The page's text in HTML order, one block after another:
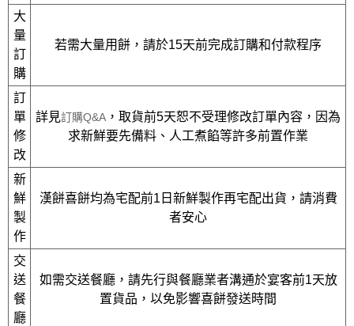
大
量
訂
購
若需大量用餅，請於15天前完成訂購和付款程序
訂
單
修
改
詳見訂購Q&A ，取貨前5天恕不受理修改訂單內容，因為
求新鮮要先備料、人工煮餡等許多前置作業
新
鮮
製
作
漢餅喜餅均為宅配前1日新鮮製作再宅配出貨，請消費
者安心
交
送
餐
廳
如需交送餐廳，請先行與餐廳業者溝通於宴客前1天放
置貨品，以免影響喜餅發送時間